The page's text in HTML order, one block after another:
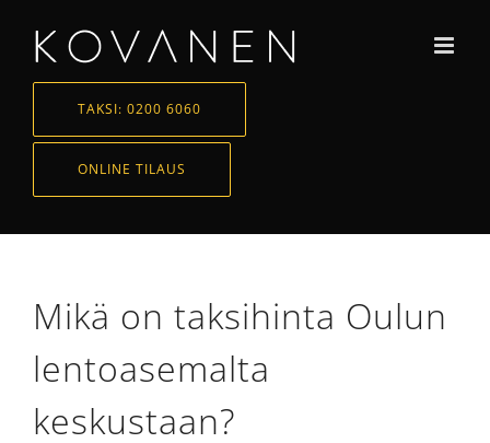
content
TAKSI: 0200 6060
ONLINE TILAUS
Mikä on taksihinta Oulun
lentoasemalta
keskustaan?